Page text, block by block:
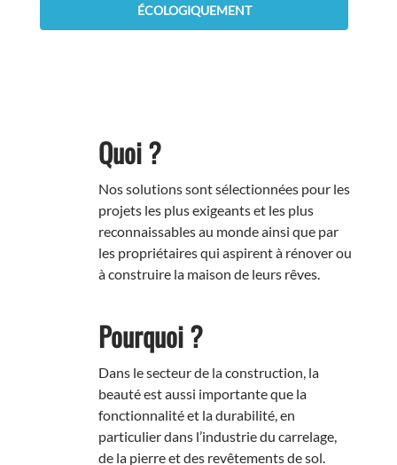
ÉCOLOGIQUEMENT
Quoi ?
Nos solutions sont sélectionnées pour les
projets les plus exigeants et les plus
reconnaissables au monde ainsi que par
les propriétaires qui aspirent à rénover ou
à construire la maison de leurs rêves.
Pourquoi ?
Dans le secteur de la construction, la
beauté est aussi importante que la
fonctionnalité et la durabilité, en
particulier dans l’industrie du carrelage,
de la pierre et des revêtements de sol.